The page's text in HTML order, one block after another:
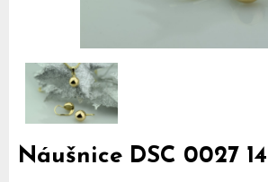
Náušnice DSC 0027